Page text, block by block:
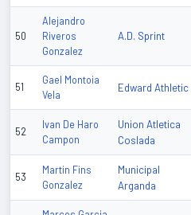
50
Alejandro
Riveros
Gonzalez
A.D. Sprint
51
Gael Montoia
Vela
Edward Athletic
52
Ivan De Haro
Campon
Union Atletica
Coslada
53
Martin Fins
Gonzalez
Municipal
Arganda